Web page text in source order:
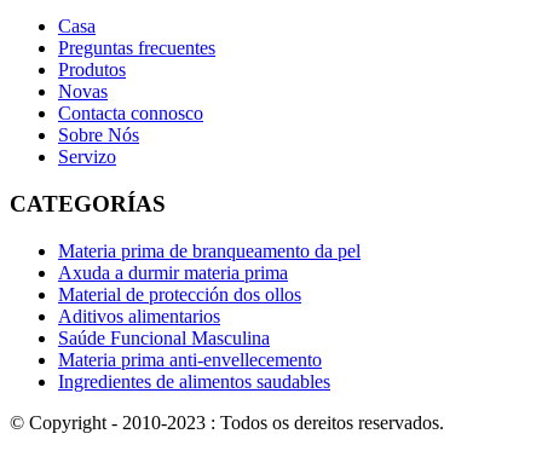
Casa
Preguntas frecuentes
Produtos
Novas
Contacta connosco
Sobre Nós
Servizo
CATEGORÍAS
Materia prima de branqueamento da pel
Axuda a durmir materia prima
Material de protección dos ollos
Aditivos alimentarios
Saúde Funcional Masculina
Materia prima anti-envellecemento
Ingredientes de alimentos saudables
© Copyright - 2010-2023 : Todos os dereitos reservados.